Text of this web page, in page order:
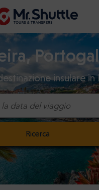
insulare in
la data del viaggio
Ricerca